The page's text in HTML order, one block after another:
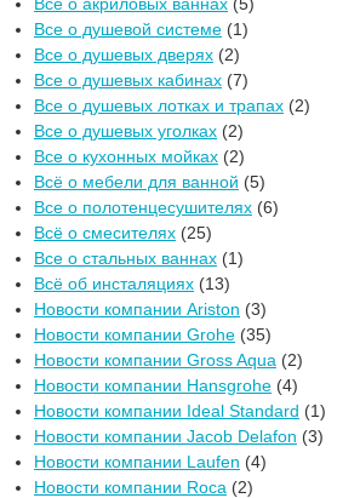
Все о душевой системе (1)
Все о душевых дверях (2)
Все о душевых кабинах (7)
Все о душевых лотках и трапах (2)
Все о душевых уголках (2)
Все о кухонных мойках (2)
Всё о мебели для ванной (5)
Все о полотенцесушителях (6)
Всё о смесителях (25)
Все о стальных ваннах (1)
Всё об инсталяциях (13)
Новости компании Ariston (3)
Новости компании Grohe (35)
Новости компании Gross Aqua (2)
Новости компании Hansgrohe (4)
Новости компании Ideal Standard (1)
Новости компании Jacob Delafon (3)
Новости компании Laufen (4)
Новости компании Roca (2)